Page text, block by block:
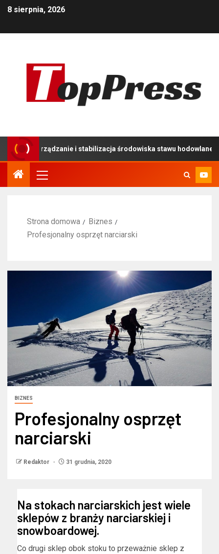
8 sierpnia, 2026
i stabilizacja środowiska stawu hodowlanego
Strona domowa
Biznes
Profesjonalny osprzęt narciarski
BIZNES
Profesjonalny osprzęt
narciarski
Redaktor 31 grudnia, 2020
Na stokach narciarskich jest wiele
sklepów z branży narciarskiej i
snowboardowej.
Co drugi sklep obok stoku to przeważnie sklep z